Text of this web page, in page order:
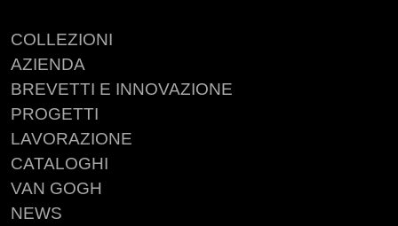
COLLEZIONI
AZIENDA
BREVETTI E INNOVAZIONE
PROGETTI
LAVORAZIONE
CATALOGHI
VAN GOGH
NEWS